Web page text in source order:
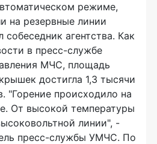
режиме,
на резервные линии
агентства. Как
в пресс-службе
МЧС, площадь
достигла 1,3 тысячи
"Горение происходило на
От высокой температуры
линии", -
пресс-службы УМЧС. По